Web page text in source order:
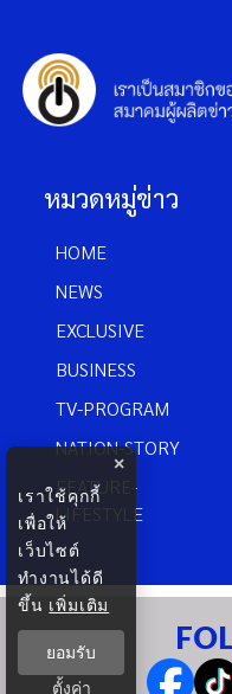
หมวดหมู่ข่าว
HOME
NEWS
EXCLUSIVE
BUSINESS
TV-PROGRAM
NATION-STORY
FEATURE-
LIFESTYLE
×
เราใช้คุกกี้
เพื่อให้
เว็บไซต์
ทำงานได้ดี
ขึ้น เพิ่มเติม
ยอมรับ
ตั้งค่า